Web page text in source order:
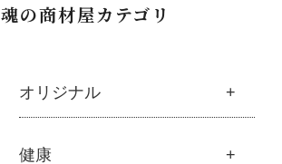
魂の商材屋カテゴリ
オリジナル
魂の商材屋オリジナル
健康